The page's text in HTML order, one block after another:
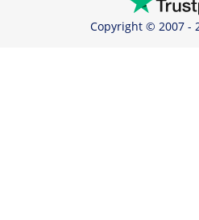
Copyright © 2007 -